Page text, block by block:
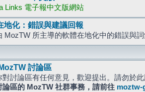
Links 電子報中文版網站
地化：錯誤與建議回報
MozTW 所主導的軟體在地化中的錯誤與
討論區
對討論區有任何意見，歡迎提出。請勿於
論區的 MozTW 社群事務，請前往 moztw-